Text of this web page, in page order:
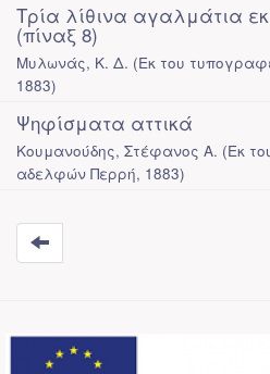
Τρία λίθινα αγαλμάτια
(πίναξ 8)
Μυλωνάς, Κ. Δ. (Εκ του
1883)
Ψηφίσματα αττικά
Κουμανούδης, Στέφανος Α. (Εκ
αδελφών Περρή, 1883)